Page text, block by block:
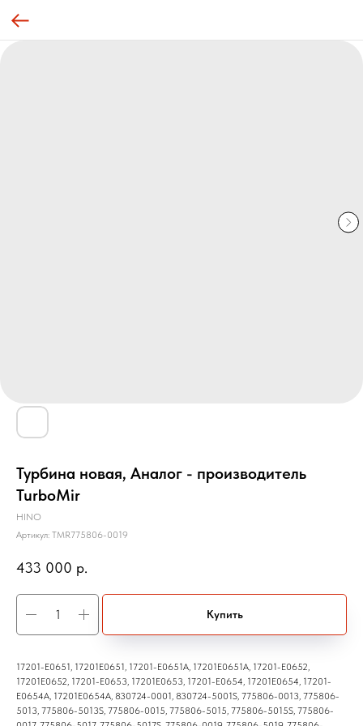
Турбина новая, Аналог - производитель
TurboMir
HINO
Артикул: TMR775806-0019
433 000 р.
Купить
17201-E0651, 17201E0651, 17201-E0651A, 17201E0651A, 17201-E0652,
17201E0652, 17201-E0653, 17201E0653, 17201-E0654, 17201E0654, 17201-
E0654A, 17201E0654A, 830724-0001, 830724-5001S, 775806-0013, 775806-
5013, 775806-5013S, 775806-0015, 775806-5015, 775806-5015S, 775806-